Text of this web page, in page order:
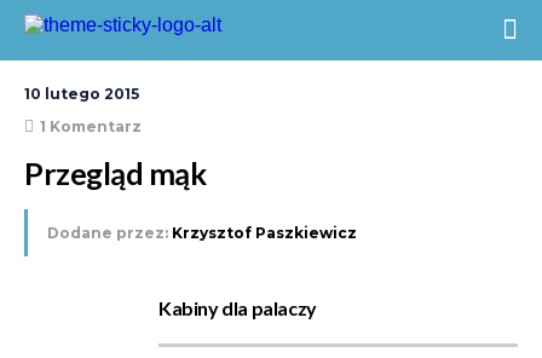
10 lutego 2015
1 Komentarz
Przegląd mąk
Dodane przez: Krzysztof Paszkiewicz
Kabiny dla palaczy